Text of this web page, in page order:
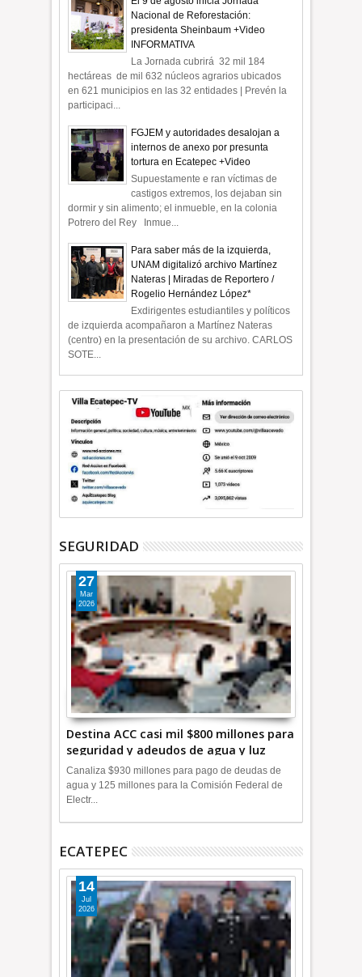
Nacional de Reforestación:
presidenta Sheinbaum +Video
INFORMATIVA
La Jornada cubrirá 32 mil 184
hectáreas de mil 632 núcleos agrarios ubicados
en 621 municipios en las 32 entidades | Prevén la
participaci...
FGJEM y autoridades desalojan a
internos de anexo por presunta
tortura en Ecatepec +Video
Supuestamente e ran víctimas de
castigos extremos, los dejaban sin
dormir y sin alimento; el inmueble, en la colonia
Potrero del Rey Inmue...
Para saber más de la izquierda,
UNAM digitalizó archivo Martínez
Nateras | Miradas de Reportero /
Rogelio Hernández López*
Exdirigentes estudiantiles y políticos
de izquierda acompañaron a Martínez Nateras
(centro) en la presentación de su archivo. CARLOS
SOTE...
SEGURIDAD
Destina ACC casi mil $800 millones para
seguridad y adeudos de agua y luz
+Video
27
Mar
2026
Canaliza $930 millones para pago de deudas de
agua y 125 millones para la Comisión Federal de
Electr...
ECATEPEC
14
Jul
2026